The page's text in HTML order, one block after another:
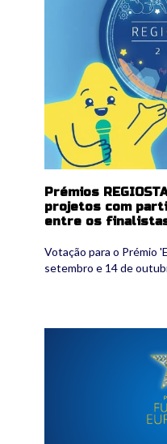
Prémios
projetos com
entre os
Votação para o Prémio
setembro e 14 de